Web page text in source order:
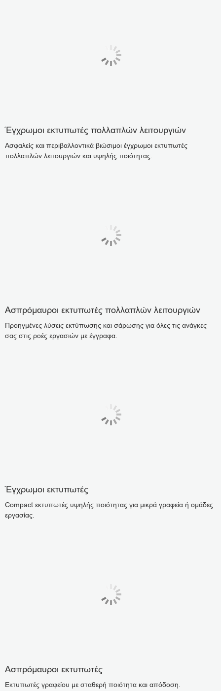
Έγχρωμοι εκτυπωτές πολλαπλών λειτουργιών
Ασφαλείς και περιβαλλοντικά βιώσιμοι έγχρωμοι εκτυπωτές
πολλαπλών λειτουργιών και υψηλής ποιότητας.
Ασπρόμαυροι εκτυπωτές πολλαπλών λειτουργιών
Προηγμένες λύσεις εκτύπωσης και σάρωσης για όλες τις ανάγκες
σας στις ροές εργασιών με έγγραφα.
Έγχρωμοι εκτυπωτές
Compact εκτυπωτές υψηλής ποιότητας για μικρά γραφεία ή ομάδες
εργασίας.
Ασπρόμαυροι εκτυπωτές
Εκτυπωτές γραφείου με σταθερή ποιότητα και απόδοση.